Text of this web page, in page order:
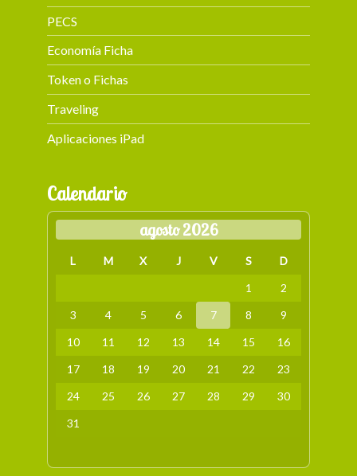
PECS
Economía Ficha
Token o Fichas
Traveling
Aplicaciones iPad
Calendario
agosto 2026
L M X J V S
D
1
2
3
4 5 6 7 8
9
10
11 12 13 14 15
16
17
18 19 20 21 22
23
24
25 26 27 28 29
30
31